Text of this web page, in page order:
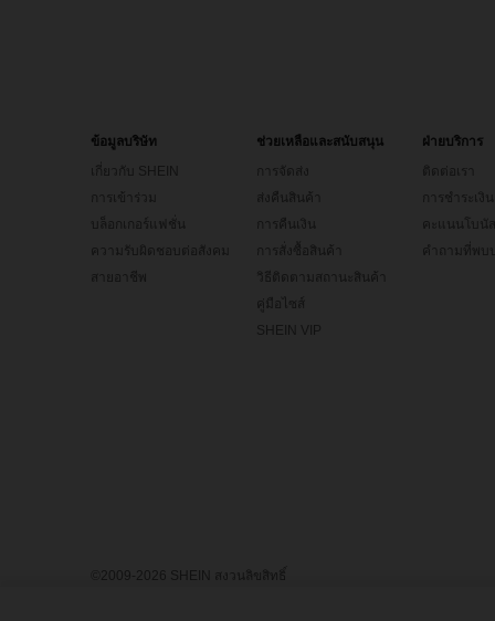
ข้อมูลบริษัท
เกี่ยวกับ SHEIN
การเข้าร่วม
บล็อกเกอร์แฟชั่น
ความรับผิดชอบต่อสังคม
สายอาชีพ
ช่วยเหลือและสนับสนุน
การจัดส่ง
ส่งคืนสินค้า
การคืนเงิน
การสั่งซื้อสินค้า
วิธีติดตามสถานะสินค้า
คู่มือไซส์
SHEIN VIP
ฝ่ายบริการ
ติดต่อเรา
การชำระเงิน
คะแนนโบนัส
คำถามที่พบ
©2009-2026 SHEIN สงวนลิขสิทธิ์